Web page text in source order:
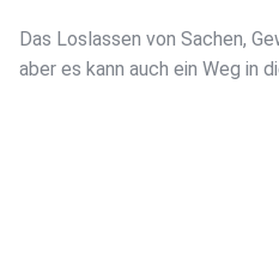
Das Loslassen von Sachen,
aber es kann auch ein Weg in